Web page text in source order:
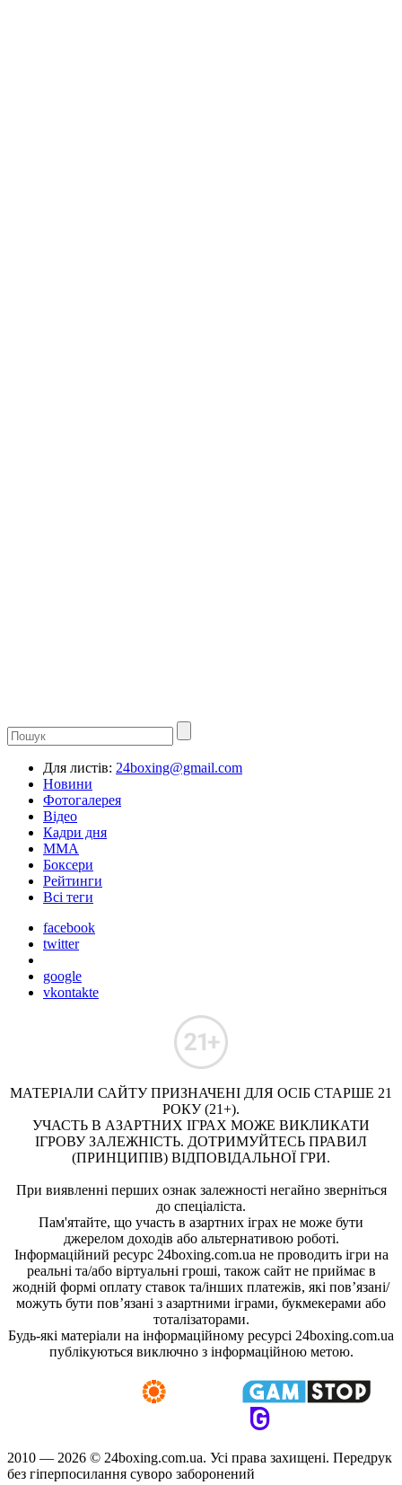
Для листів: 24boxing@gmail.com
Новини
Фотогалерея
Відео
Кадри дня
ММА
Боксери
Рейтинги
Всі теги
facebook
twitter
google
vkontakte
МАТЕРІАЛИ САЙТУ ПРИЗНАЧЕНІ ДЛЯ ОСІБ СТАРШЕ 21
РОКУ (21+).
УЧАСТЬ В АЗАРТНИХ ІГРАХ МОЖЕ ВИКЛИКАТИ
ІГРОВУ ЗАЛЕЖНІСТЬ. ДОТРИМУЙТЕСЬ ПРАВИЛ
(ПРИНЦИПІВ) ВІДПОВІДАЛЬНОЇ ГРИ.
При виявленні перших ознак залежності негайно зверніться
до спеціаліста.
Пам'ятайте, що участь в азартних іграх не може бути
джерелом доходів або альтернативою роботі.
Інформаційний ресурс 24boxing.com.ua не проводить ігри на
реальні та/або віртуальні гроші, також сайт не приймає в
жодній формі оплату ставок та/інших платежів, які пов’язані/
можуть бути пов’язані з азартними іграми, букмекерами або
тоталізаторами.
Будь-які матеріали на інформаційному ресурсі 24boxing.com.ua
публікуються виключно з інформаційною метою.
2010 — 2026 © 24boxing.com.ua. Усi права захищенi. Передрук
без гіперпосилання суворо заборонений